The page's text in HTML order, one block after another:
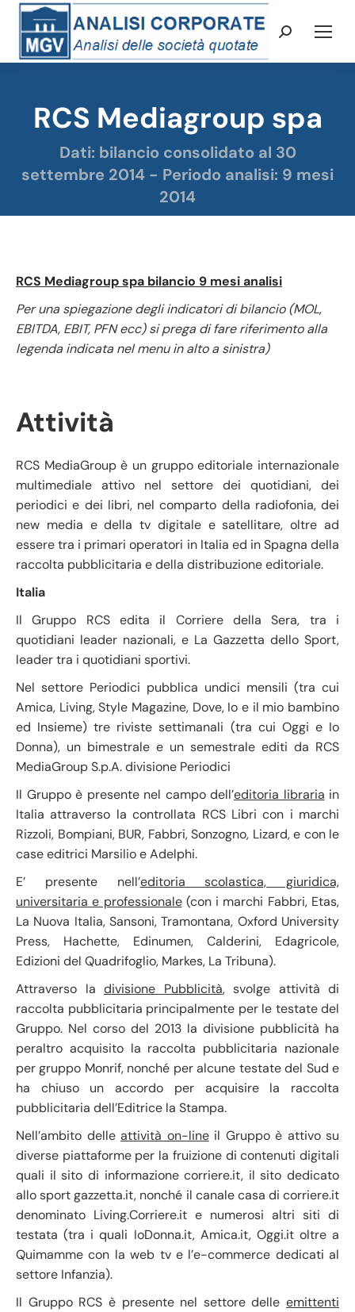
Cerca:
RCS Mediagroup spa
Dati: bilancio consolidato al 30
settembre 2014 - Periodo analisi: 9 mesi
2014
Tu sei qui:
RCS Mediagroup spa bilancio 9 mesi analisi
Per una spiegazione degli indicatori di bilancio (MOL,
EBITDA, EBIT, PFN ecc) si prega di fare riferimento alla
legenda indicata nel menu in alto a sinistra)
Attività
RCS MediaGroup è un gruppo editoriale internazionale
multimediale attivo nel settore dei quotidiani, dei
periodici e dei libri, nel comparto della radiofonia, dei
new media e della tv digitale e satellitare, oltre ad
essere tra i primari operatori in Italia ed in Spagna della
raccolta pubblicitaria e della distribuzione editoriale.
Italia
Il Gruppo RCS edita il Corriere della Sera, tra i
quotidiani leader nazionali, e La Gazzetta dello Sport,
leader tra i quotidiani sportivi.
Nel settore Periodici pubblica undici mensili (tra cui
Amica, Living, Style Magazine, Dove, Io e il mio bambino
ed Insieme) tre riviste settimanali (tra cui Oggi e Io
Donna), un bimestrale e un semestrale editi da RCS
MediaGroup S.p.A. divisione Periodici
Il Gruppo è presente nel campo dell’editoria libraria in
Italia attraverso la controllata RCS Libri con i marchi
Rizzoli, Bompiani, BUR, Fabbri, Sonzogno, Lizard, e con le
case editrici Marsilio e Adelphi.
E’ presente nell’editoria scolastica, giuridica,
universitaria e professionale(con i marchi Fabbri, Etas,
La Nuova Italia, Sansoni, Tramontana, Oxford University
Press, Hachette, Edinumen, Calderini, Edagricole,
Edizioni del Quadrifoglio, Markes, La Tribuna).
Attraverso la divisione Pubblicità, svolge attività di
raccolta pubblicitaria principalmente per le testate del
Gruppo. Nel corso del 2013 la divisione pubblicità ha
peraltro acquisito la raccolta pubblicitaria nazionale
per gruppo Monrif, nonché per alcune testate del Sud e
ha chiuso un accordo per acquisire la raccolta
pubblicitaria dell’Editrice la Stampa.
Nell’ambito delle attività on-lineil Gruppo è attivo su
diverse piattaforme per la fruizione di contenuti digitali
quali il sito di informazione corriere.it, il sito dedicato
allo sport gazzetta.it, nonché il canale casa di corriere.it
denominato Living.Corriere.it e numerosi altri siti di
testata (tra i quali IoDonna.it, Amica.it, Oggi.it oltre a
Quimamme con la web tv e l’e-commerce dedicati al
settore Infanzia).
Il Gruppo RCS è presente nel settore delle emittenti